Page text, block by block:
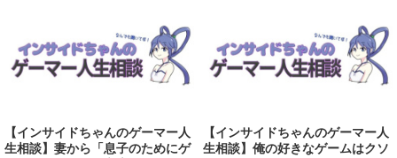
【インサイドちゃんのゲーマー人
生相談】妻から「息子のためにゲ
【インサイドちゃんのゲーマー人
生相談】俺の好きなゲームはクソ